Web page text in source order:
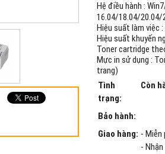
Hệ điều hành :
16.04/18.04/
Hiệu suất làm việc
Hiệu suất khuyến
Toner cartridge
Mực in sử dụng :
trang)
Tình
trạng:
Còn
Bảo hành:
Giao hàng: - Miễn
-